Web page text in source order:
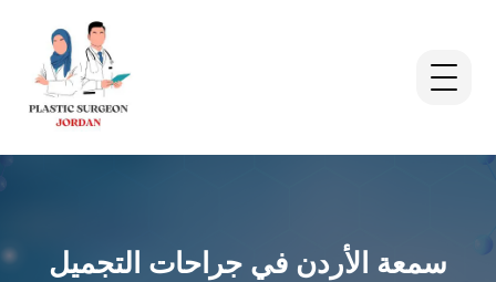
سمعة الأردن في جراحات التجميل